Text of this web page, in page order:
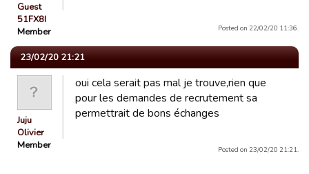
Guest
51FX8I
Member
Posted on 22/02/20 11:36.
23/02/20 21:21
Juju
Olivier
Member
oui cela serait pas mal je trouve,rien que
pour les demandes de recrutement sa
permettrait de bons échanges
Posted on 23/02/20 21:21.